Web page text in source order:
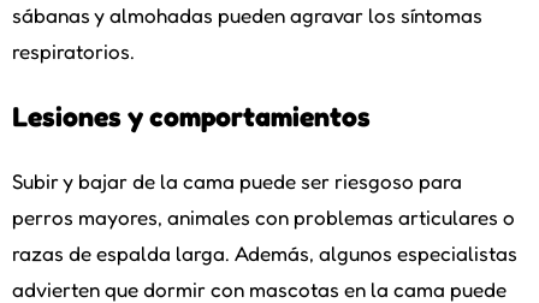
sábanas y almohadas pueden agravar los síntomas
respiratorios.
Lesiones y comportamientos
Subir y bajar de la cama puede ser riesgoso para
perros mayores, animales con problemas articulares o
razas de espalda larga. Además, algunos especialistas
advierten que dormir con mascotas en la cama puede